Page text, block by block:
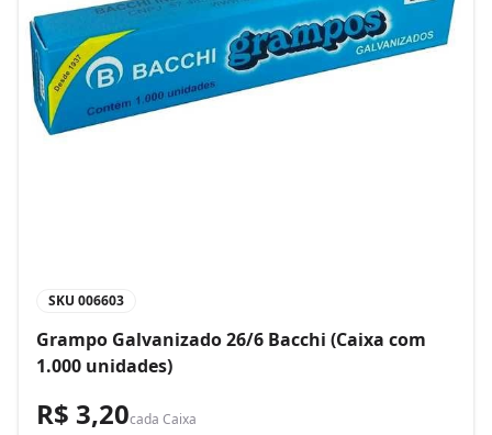
SKU 006603
Grampo Galvanizado 26/6 Bacchi (Caixa com
1.000 unidades)
R$ 3,20cada Caixa